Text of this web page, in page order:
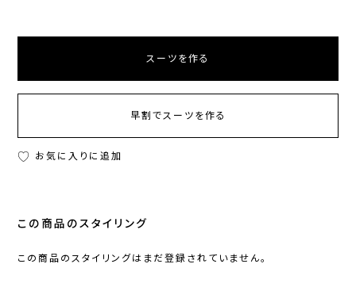
スーツを作る
早割でスーツを作る
お気に入りに追加
この商品のスタイリング
この商品のスタイリングはまだ登録されていません。